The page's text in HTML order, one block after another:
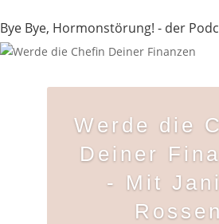
Bye Bye, Hormonstörung! - der
Werde die
Deiner
- Mit
Rossen